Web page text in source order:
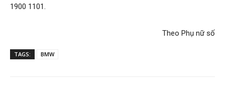
1900 1101.
Theo Phụ nữ số
TAGS: BMW